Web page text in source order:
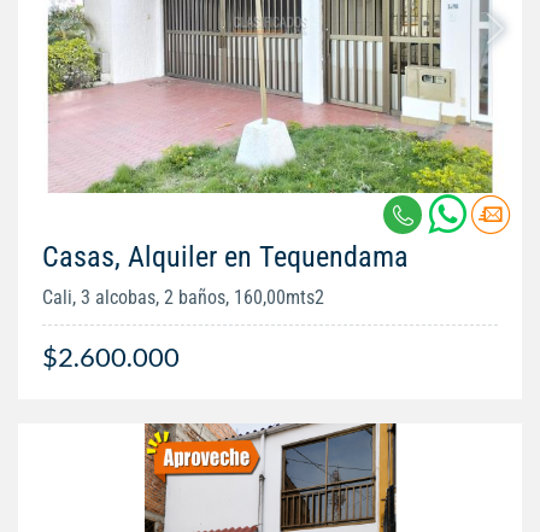
Casas, Alquiler en Tequendama
Cali, 3 alcobas, 2 baños, 160,00mts2
$2.600.000